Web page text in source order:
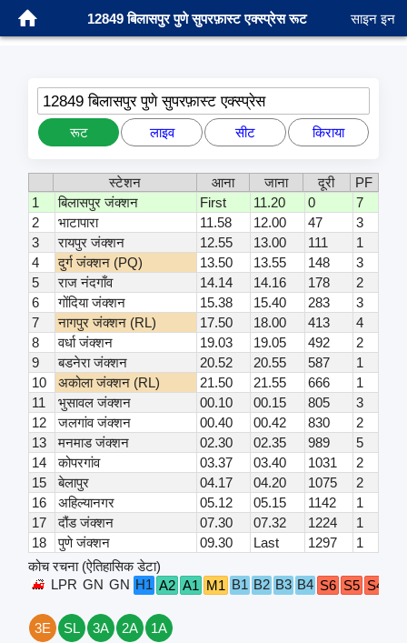
12849 बिलासपुर पुणे सुपरफ़ास्ट एक्स्प्रेस रूट साइन इन
12849 बिलासपुर पुणे सुपरफ़ास्ट एक्स्प्रेस
रूट लाइव सीट किराया
स्टेशन आना जाना दूरी
PF
1
बिलासपुर जंक्शन First 11.20 0
7
2
भाटापारा 11.58 12.00 47
3
3
रायपुर जंक्शन 12.55 13.00 111
1
4
दुर्ग जंक्शन (PQ) 13.50 13.55 148
3
5
राज नंदगाँव 14.14 14.16 178
2
6
गोंदिया जंक्शन 15.38 15.40 283
3
7
नागपुर जंक्शन (RL) 17.50 18.00 413
4
8
वर्धा जंक्शन 19.03 19.05 492
2
9
बडनेरा जंक्शन 20.52 20.55 587
1
10
अकोला जंक्शन (RL) 21.50 21.55 666
1
11
भुसावल जंक्शन 00.10 00.15 805
3
12
जलगांव जंक्शन 00.40 00.42 830
2
13
मनमाड जंक्शन 02.30 02.35 989
5
14
कोपरगांव 03.37 03.40 1031
2
15
बेलापुर 04.17 04.20 1075
2
16
अहिल्यानगर 05.12 05.15 1142
1
17
दौंड जंक्शन 07.30 07.32 1224
1
18
पुणे जंक्शन 09.30 Last 1297
1
कोच रचना (ऐतिहासिक डेटा)
LPR GN GN H1 A2 A1 M1 B1 B2 B3 B4 S6 S5 S4
3E SL 3A 2A
1A